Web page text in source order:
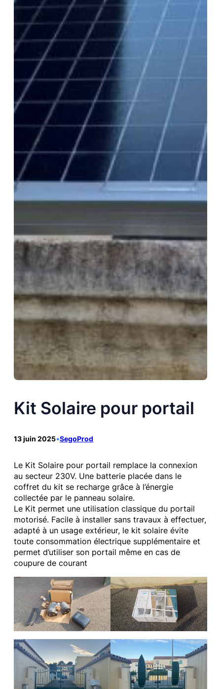
Kit Solaire pour portail
13 juin 2025•SegoProd
Le Kit Solaire pour portail remplace la connexion
au secteur 230V. Une batterie placée dans le
coffret du kit se recharge grâce à l’énergie
collectée par le panneau solaire.
Le Kit permet une utilisation classique du portail
motorisé. Facile à installer sans travaux à effectuer,
adapté à un usage extérieur, le kit solaire évite
toute consommation électrique supplémentaire et
permet d’utiliser son portail même en cas de
coupure de courant